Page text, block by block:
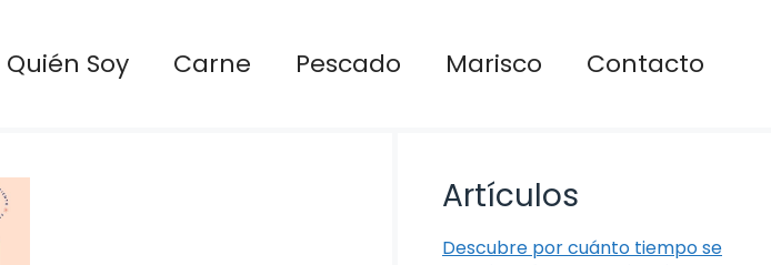
Quién Soy Carne Pescado Marisco Contacto
Artículos
Descubre por cuánto tiempo se